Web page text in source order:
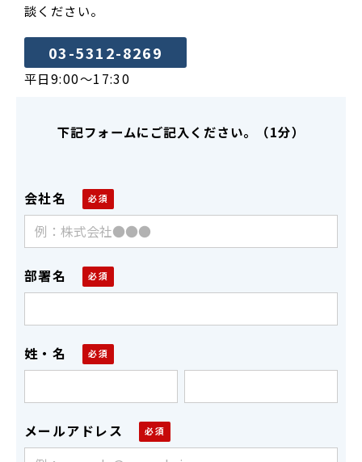
談ください。
03-5312-8269
平日9:00～17:30
下記フォームにご記入ください。（1分）
会社名
部署名
姓・名
メールアドレス